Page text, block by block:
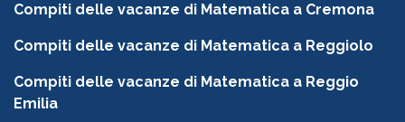
Compiti delle vacanze di Matematica a Cremona
Compiti delle vacanze di Matematica a Reggiolo
Compiti delle vacanze di Matematica a Reggio
Emilia